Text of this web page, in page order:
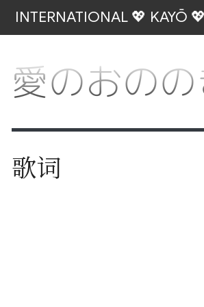
INTERNATIONAL 💖 KAYŌ
愛のおのの
歌词